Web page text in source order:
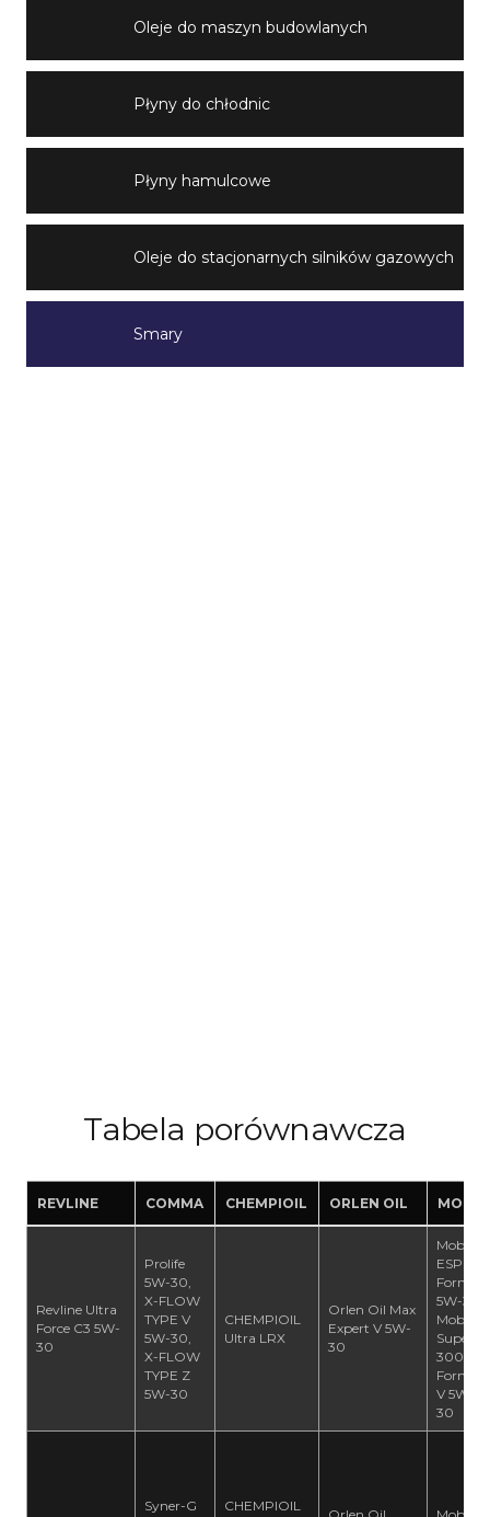
Oleje do maszyn budowlanych
Płyny do chłodnic
Płyny hamulcowe
Oleje do stacjonarnych silników gazowych
Smary
Tabela porównawcza
REVLINE COMMA CHEMPIOIL ORLEN OIL MOBIL
Revline Ultra
Force C3 5W-
30
Prolife
5W-30,
X-FLOW
TYPE V
5W-30,
X-FLOW
TYPE Z
5W-30
CHEMPIOIL
Ultra LRX
Orlen Oil Max
Expert V 5W-
30
Mobil 1
ESP
Formula
5W-30,
Mobil
Super
3000
Formula
V 5W-
30
Syner-G
CHEMPIOIL